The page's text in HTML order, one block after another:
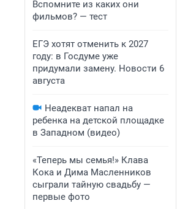
Вспомните из каких они
фильмов? — тест
ЕГЭ хотят отменить к 2027
году: в Госдуме уже
придумали замену. Новости 6
августа
Неадекват напал на
ребенка на детской площадке
в Западном (видео)
«Теперь мы семья!» Клава
Кока и Дима Масленников
сыграли тайную свадьбу —
первые фото